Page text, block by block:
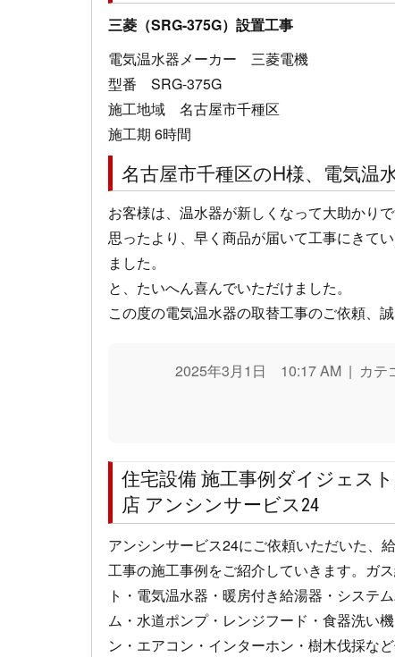
三菱（SRG-375G）設置工事
電気温水器メーカー 三菱電機
型番 SRG-375G
施工地域 名古屋市千種区
施工期 6時間
名古屋市千種区のH様、電気温
お客様は、温水器が新しくなって大助かりで
思ったより、早く商品が届いて工事にきて
ました。
と、たいへん喜んでいただけました。
この度の電気温水器の取替工事のご依頼、
2025年3月1日 10:17 AM | カテ
住宅設備 施工事例ダイジェス
店 アンシンサービス24
アンシンサービス24にご依頼いただいた、
工事の施工事例をご紹介していきます。ガ
ト・電気温水器・暖房付き給湯器・システ
ム・水道ポンプ・レンジフード・食器洗い
ン・エアコン・インターホン・樹木伐採な